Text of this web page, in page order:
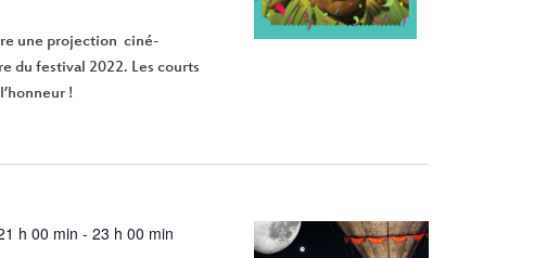
une projection ciné-
du festival 2022. Les courts
!
h 00 min - 23 h 00 min